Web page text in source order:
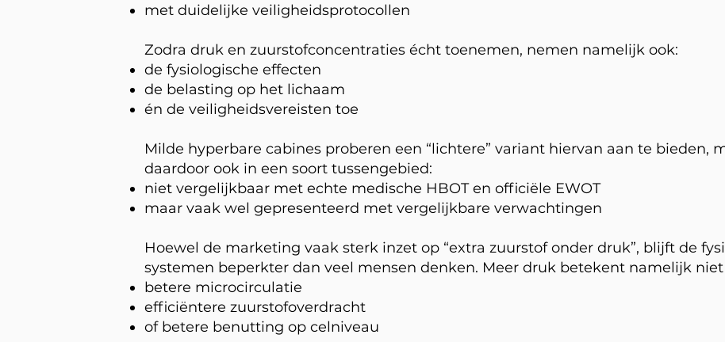
met duidelijke veiligheidsprotocollen
Zodra druk en zuurstofconcentraties écht toenemen, nemen namelijk ook:
de fysiologische effecten
de belasting op het lichaam
én de veiligheidsvereisten toe
Milde hyperbare cabines proberen een “lichtere” variant hiervan aan te bieden,
daardoor ook in een soort tussengebied:
niet vergelijkbaar met echte medische HBOT en officiële EWOT
maar vaak wel gepresenteerd met vergelijkbare verwachtingen
Hoewel de marketing vaak sterk inzet op “extra zuurstof onder druk”, blijft de
systemen beperkter dan veel mensen denken. Meer druk betekent namelijk
betere microcirculatie
efficiëntere zuurstofoverdracht
of betere benutting op celniveau